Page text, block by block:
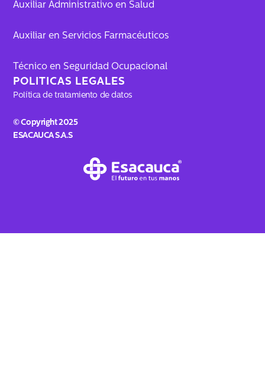
POLITICAS LEGALES
Política de tratamiento de datos
© Copyright 2025
ESACAUCA S.A.S
Auxiliar Administrativo en Salud
Auxiliar en Servicios Farmacéuticos
Técnico en Seguridad Ocupacional